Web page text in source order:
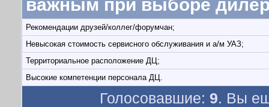
важным при выборе
Рекомендации друзей/коллег/форумчан;
Невысокая стоимость сервисного обслуживания и а/м УАЗ;
Территориальное расположение ДЦ;
Высокие компетенции персонала ДЦ.
Голосовавшие: 9. Вы